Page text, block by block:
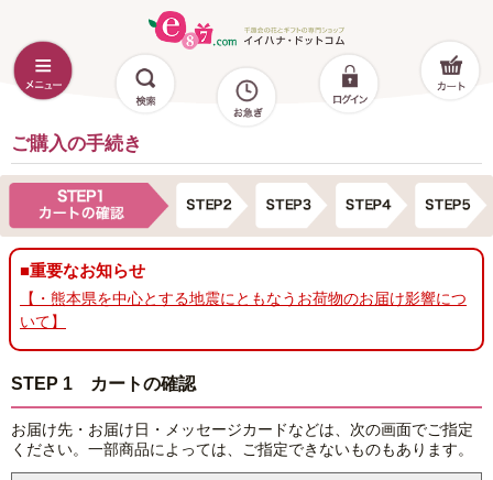
ご購入の手続き
■重要なお知らせ
【・熊本県を中心とする地震にともなうお荷物のお届け影響につ
いて】
STEP 1 カートの確認
お届け先・お届け日・メッセージカードなどは、次の画面でご指定
ください。一部商品によっては、ご指定できないものもあります。